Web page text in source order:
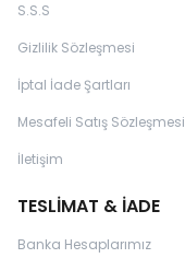
S.S.S
Gizlilik Sözleşmesi
İptal İade Şartları
Mesafeli Satış Sözleşmesi
İletişim
TESLİMAT & İADE
Banka Hesaplarımız